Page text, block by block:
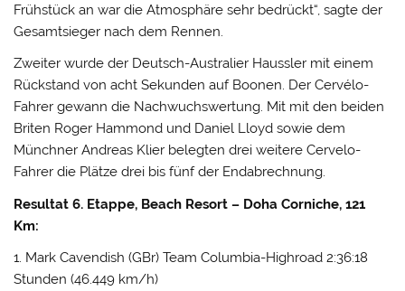
Frühstück an war die Atmosphäre sehr bedrückt“, sagte der
Gesamtsieger nach dem Rennen.
Zweiter wurde der Deutsch-Australier Haussler mit einem
Rückstand von acht Sekunden auf Boonen. Der Cervélo-
Fahrer gewann die Nachwuchswertung. Mit mit den beiden
Briten Roger Hammond und Daniel Lloyd sowie dem
Münchner Andreas Klier belegten drei weitere Cervelo-
Fahrer die Plätze drei bis fünf der Endabrechnung.
Resultat 6. Etappe, Beach Resort – Doha Corniche, 121
Km:
1. Mark Cavendish (GBr) Team Columbia-Highroad 2:36:18
Stunden (46.449 km/h)